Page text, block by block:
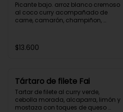
Picante bajo. arroz blanco cremoso
al coco curry acompañado de
carne, camarón, champiñon,
$13.600
Tártaro de filete Fai
Tartar de filete al curry verde,
cebolla morada, alcaparra, limón y
mostaza con toques de queso